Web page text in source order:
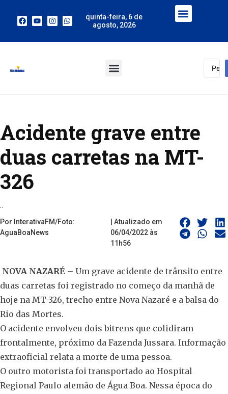
quinta-feira, 6 de
agosto, 2026
Acidente grave entre
duas carretas na MT-
326
..
Por InterativaFM/Foto:
AguaBoaNews
| Atualizado em
06/04/2022 às
11h56
NOVA NAZARÉ – Um grave acidente de trânsito entre
duas carretas foi registrado no começo da manhã de
hoje na MT-326, trecho entre Nova Nazaré e a balsa do
Rio das Mortes.
O acidente envolveu dois bitrens que colidiram
frontalmente, próximo da Fazenda Jussara. Informação
extraoficial relata a morte de uma pessoa.
O outro motorista foi transportado ao Hospital
Regional Paulo alemão de Água Boa. Nessa época do